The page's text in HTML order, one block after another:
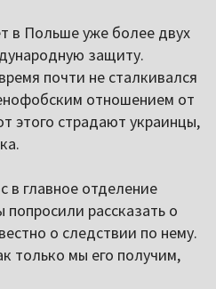
в Польше уже более двух
защиту.
почти не сталкивался
отношением от
этого страдают украинцы,
в главное отделение
рассказать о
о следствии по нему.
только мы его получим,